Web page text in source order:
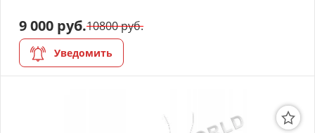
9 000 руб.10800 руб.
Уведомить